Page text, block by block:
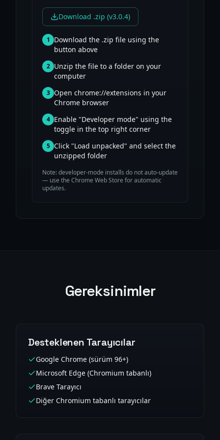
Download .zip (v3.0.4)
1
Download the .zip file using the
button above
2 Unzip the file to a folder on your
computer
3 Open chrome://extensions in your
Chrome browser
4 Enable "Developer mode" using the
toggle in the top right corner
5 Click "Load unpacked" and select the
unzipped folder
Note: developer-mode installs do not auto-update
— use the Chrome Web Store for automatic
updates.
Gereksinimler
Desteklenen Tarayıcılar
Google Chrome (sürüm 96+)
Microsoft Edge (Chromium tabanlı)
Brave Tarayıcı
Diğer Chromium tabanlı tarayıcılar